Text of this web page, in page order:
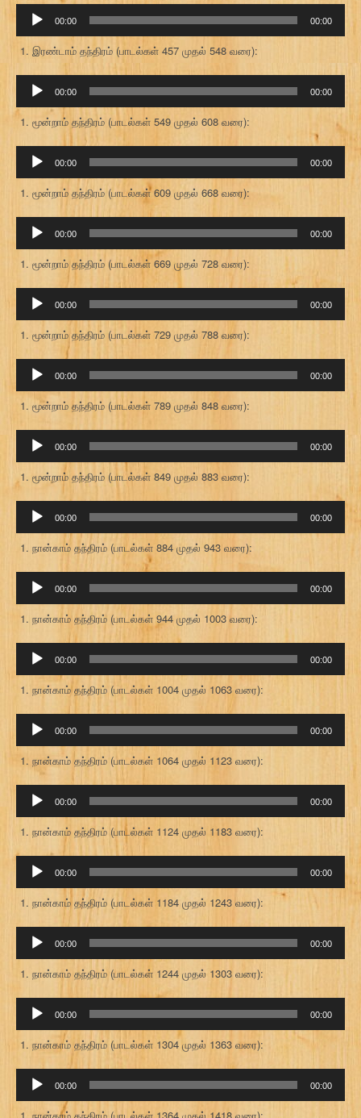
கருவி
00:00 00:00
இரண்டாம் தந்திரம் (பாடல்கள் 457 முதல் 548 வரை):
கருவி
00:00 00:00
மூன்றாம் தந்திரம் (பாடல்கள் 549 முதல் 608 வரை):
கருவி
00:00 00:00
மூன்றாம் தந்திரம் (பாடல்கள் 609 முதல் 668 வரை):
கருவி
00:00 00:00
மூன்றாம் தந்திரம் (பாடல்கள் 669 முதல் 728 வரை):
கருவி
00:00 00:00
மூன்றாம் தந்திரம் (பாடல்கள் 729 முதல் 788 வரை):
கருவி
00:00 00:00
மூன்றாம் தந்திரம் (பாடல்கள் 789 முதல் 848 வரை):
கருவி
00:00 00:00
மூன்றாம் தந்திரம் (பாடல்கள் 849 முதல் 883 வரை):
கருவி
00:00 00:00
நான்காம் தந்திரம் (பாடல்கள் 884 முதல் 943 வரை):
கருவி
00:00 00:00
நான்காம் தந்திரம் (பாடல்கள் 944 முதல் 1003 வரை):
கருவி
00:00 00:00
நான்காம் தந்திரம் (பாடல்கள் 1004 முதல் 1063 வரை):
கருவி
00:00 00:00
நான்காம் தந்திரம் (பாடல்கள் 1064 முதல் 1123 வரை):
கருவி
00:00 00:00
நான்காம் தந்திரம் (பாடல்கள் 1124 முதல் 1183 வரை):
ஒலி
கருவி
00:00 00:00
நான்காம் தந்திரம் (பாடல்கள் 1184 முதல் 1243 வரை):
கருவி
00:00 00:00
நான்காம் தந்திரம் (பாடல்கள் 1244 முதல் 1303 வரை):
கருவி
00:00 00:00
நான்காம் தந்திரம் (பாடல்கள் 1304 முதல் 1363 வரை):
கருவி
00:00 00:00